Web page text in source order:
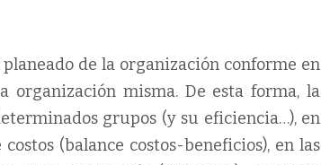
de la organización conforme en
organización misma. De esta forma, la
grupos (y su eficiencia…), en
(balance costos-beneficios), en las